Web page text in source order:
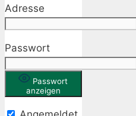
Adresse
Passwort
Passwort
anzeigen